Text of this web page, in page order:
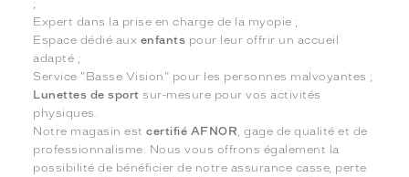
;
Expert dans la prise en charge de la myopie ;
Espace dédié aux enfants pour leur offrir un accueil
adapté ;
Service "Basse Vision" pour les personnes malvoyantes ;
Lunettes de sport sur-mesure pour vos activités
physiques.
Notre magasin estcertifié AFNOR , gage de qualité et de
professionnalisme. Nous vous offrons également la
possibilité de bénéficier de notre assurance casse, perte